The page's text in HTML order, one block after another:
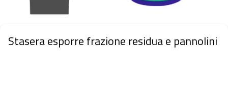
Stasera esporre frazione residua e pannolini